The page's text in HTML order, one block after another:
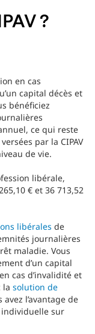
?
en cas
capital décès et
bénéficiez
ce qui reste
par la CIPAV
de vie.
libérale,
€ et 36 713,52
libérales de
journalières
maladie. Vous
d’un capital
cas d’invalidité et
la solution de
avez l’avantage de
sur